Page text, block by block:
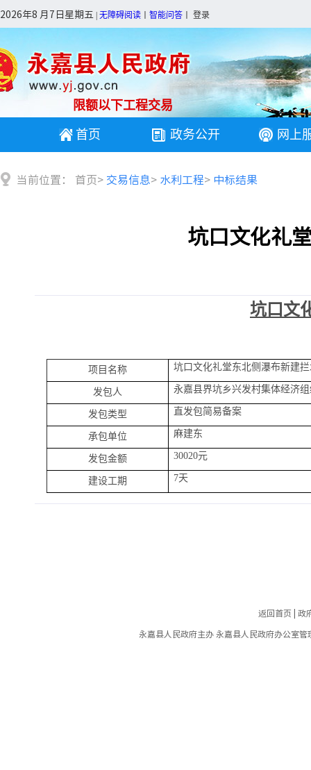
2026年8 月7日星期五 无障碍阅读 智能问答 登录
限额以下工程交易
首页 政务公开 网上
当前位置： 首页> 交易信息> 水利工程> 中标结果
坑口文化礼
坑口文
项目名称 坑口文化礼堂东北侧瀑布新建
发包人 永嘉县界坑乡兴发村集体经济
发包类型 直发包简易备案
承包单位 麻建东
发包金额 30020元
建设工期 7天
返回首页 | 政
永嘉县人民政府主办 永嘉县人民政府办公室